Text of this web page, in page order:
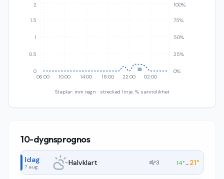
06:00 10:00 14:00 18:00 22:00 02:00
0
0.5
1
1.5
2
0%
25%
50%
75%
100%
Staplar: mm regn · streckad linje: % sannolikhet
10-dygnsprognos
Idag
7 aug. Halvklart 3 14°→ 21°